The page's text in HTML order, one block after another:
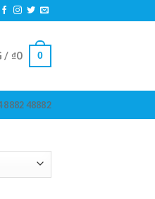
/ ₫0 0
8882 48882